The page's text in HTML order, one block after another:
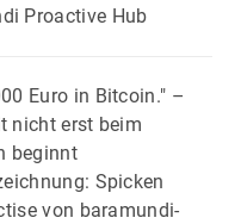
Proactive Hub
Euro in Bitcoin." –
nicht erst beim
beginnt
Spicken
von baramundi-